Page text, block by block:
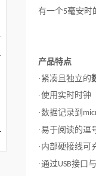
有一个5毫安时
产品特点
·紧凑且独立的
·使用实时时钟
·数据记录到
·易于阅读的逗
·内部硬接线可
·通过USB接口与